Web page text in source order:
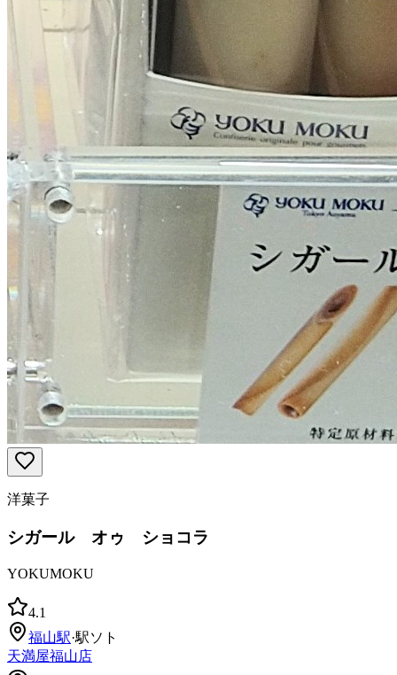
洋菓子
シガール オゥ ショコラ
YOKUMOKU
4.1
福山駅·駅ソト
天満屋福山店